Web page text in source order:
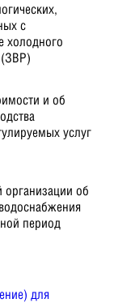
с
холодного
(ЗВР)
и об
услуг
об
период
для